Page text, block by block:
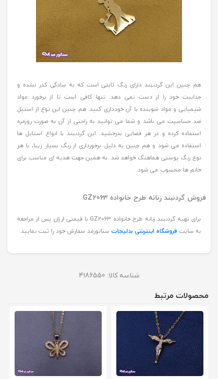
هم چنین این گردنبند دارای رنگ ثابتی است که به سادگی کدر نشده و
جذابیت خود را از دست نمی دهد. تنها کافی است تا از برخورد مواد
شیمیایی و مواد شوینده با آن خودداری کنید. هم چنین این نوع از استیل
ضد حساسیت می باشد و شما می توانید به راحتی از آن به صورت روزمره
استفاده کرده و در هر فضایی بدرخشید. این گردنبند با انواع استایل ها
استفاده می شود و هم چنین به دلیل برخورداری از رنگ بسیار زیبا، با هر
نوع رنگ پوستی هماهنگ خواهد شد. به همین جهت هدیه ای مناسب برای
خانم ها محسوب می شود.
فروش گردنبند زنانه طرح خانواده GZ2063
برای تهیه گردنبند زنانه طرح خانواده GZ2063 با قیمتی ارزان پس از مراجعه
به سایتفروشگاه اینترنتی بدلیجات سناتورمد سفارش خود را ثبت نمایید.
شناسه کالا: 4186550
محصولات مرتبط